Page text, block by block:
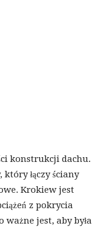
konstrukcji dachu.
łączy ściany
Krokiew jest
z pokrycia
ważne jest, aby była